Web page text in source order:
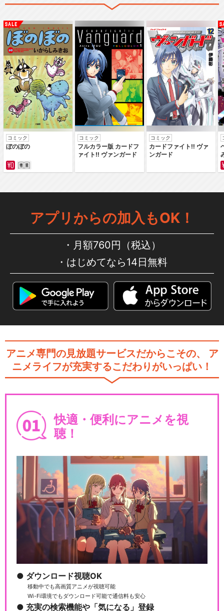
コミック
ぼのぼの
コミック
フルカラー版 カードフ
ァイト‼ ヴァンガード
コミック
カードファイト‼ ヴァ
ンガード
アプリからの加入もOK！
月額760円（税込）
はじめてなら14日無料
アニメ専門の見放題サービスだからこその、
ア
ニメライフが充実するこだわりがいっぱい！
快適・便利にアニメを視
聴！
ダウンロード視聴OK
移動中でも高画質アニメが視聴可能
Wi-Fi環境でもダウンロード可能で通信料も安心
充実の検索機能や「気になる」登録